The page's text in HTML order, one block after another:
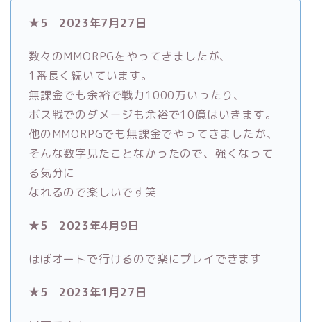
★5 2023年7月27日
数々のMMORPGをやってきましたが、
1番長く続いています。
無課金でも余裕で戦力1000万いったり、
ボス戦でのダメージも余裕で10億はいきます。
他のMMORPGでも無課金でやってきましたが、
そんな数字見たことなかったので、強くなって
る気分に
なれるので楽しいです笑
★5 2023年4月9日
ほぼオートで行けるので楽にプレイできます
★5 2023年1月27日